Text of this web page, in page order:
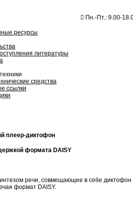
Пн.-Пт.: 9.00-
ресурсы
литературы
средства
ссылки
плеер-диктофон
формата DAISY
речи, совмещающее в себе
формат DAISY.